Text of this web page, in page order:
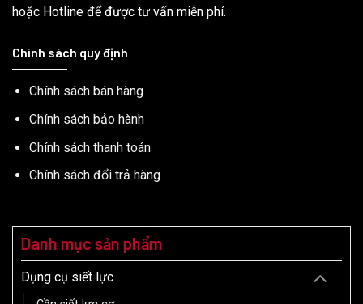
hoặc Hotline để được tư vấn miễn phí.
Chính sách quy định
Chính sách bán hàng
Chính sách bảo hành
Chính sách thanh toán
Chính sách đổi trả hàng
Danh mục sản phẩm
Dụng cụ siết lực